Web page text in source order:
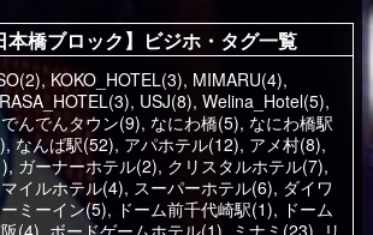
本橋ブロック】ビジホ・タグ一覧
, KOKO_HOTEL(3), MIMARU(4),
, USJ(8), Welina_Hotel(5),
でんでんタウン(9), なにわ橋(5), なにわ橋駅
,なんば駅(52), アパホテル(12), アメ村(8),
, ガーナーホテル(2), クリスタルホテル(7),
イルホテル(4), スーパーホテル(6), ダイワ
ミーイン(5), ドーム前千代崎駅(1), ドーム
(4), ボードゲームホテル(1), ミナミ(23), リ